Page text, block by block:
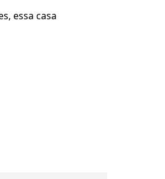
essa casa